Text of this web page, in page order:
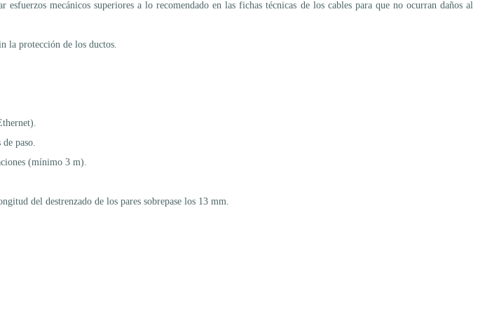
mecánicos superiores a lo recomendado en las fichas técnicas de los cables para que no ocurran daños al
la protección de los ductos.
paso.
(mínimo 3 m).
del destrenzado de los pares sobrepase los 13 mm.